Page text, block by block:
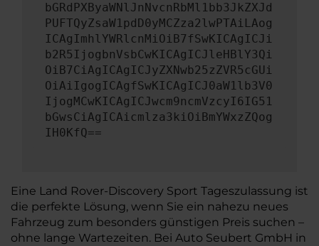
bGRdPXByaWNlJnNvcnRbMl1bb3JkZXJd
PUFTQyZsaW1pdD0yMCZza2lwPTAiLAog
ICAgImhlYWRlcnMiOiB7fSwKICAgICJi
b2R5IjogbnVsbCwKICAgICJleHBlY3Qi
OiB7CiAgICAgICJyZXNwb25zZVR5cGUi
OiAiIgogICAgfSwKICAgICJ0aW1lb3V0
IjogMCwKICAgICJwcm9ncmVzcyI6IG51
bGwsCiAgICAicmlza3kiOiBmYWxzZQog
IH0KfQ==
Eine Land Rover-Discovery Sport Tageszulassung ist
die perfekte Lösung, wenn Sie ein nahezu neues
Fahrzeug zum besonders günstigen Preis suchen –
ohne lange Wartezeiten. Bei Auto Seubert GmbH in